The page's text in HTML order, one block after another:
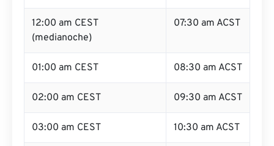
12:00 am CEST
(medianoche)
07:30 am ACST
01:00 am CEST 08:30 am ACST
02:00 am CEST 09:30 am ACST
03:00 am CEST 10:30 am ACST